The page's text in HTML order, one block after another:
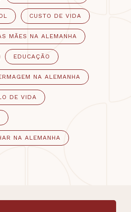
CUSTO DE VIDA
MÃES NA ALEMANHA
EDUCAÇÃO
NA ALEMANHA
DE VIDA
NA ALEMANHA